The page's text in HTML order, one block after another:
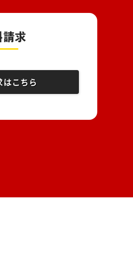
請求
はこちら